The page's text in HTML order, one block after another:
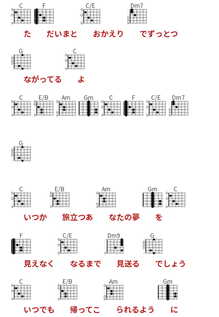
C
た
F
だいまと
C/E
おかえり
Dm7
でずっ とつ
G
ながってる
C
よ
C E/B Am Gm C F C/E Dm7
G
C
いつか
E/B
旅立つあ
Am
なたの夢
Gm
を
C
F
見えなく
C/E
なる まで
Dm9
見送る
G
でしょ う
C
いつでも
E/B
帰ってこ
Am
られるよう
Gm
に